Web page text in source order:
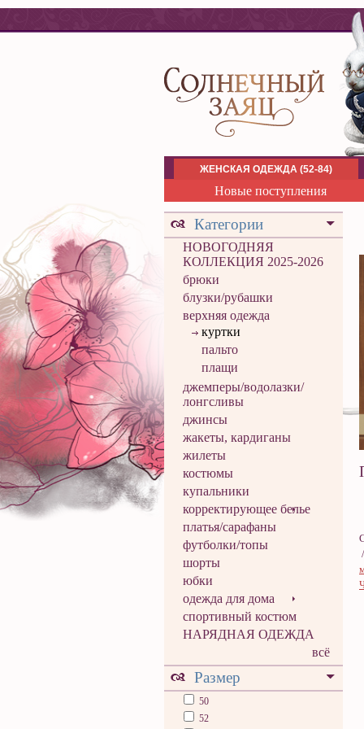
ЖЕНСКАЯ ОДЕЖДА (52-84)
Новые поступления
Категории
НОВОГОДНЯЯ
КОЛЛЕКЦИЯ 2025-2026
брюки
блузки/рубашки
верхняя одежда
куртки
пальто
плащи
джемперы/водолазки/
лонгсливы
джинсы
жакеты, кардиганы
жилеты
костюмы
купальники
корректирующее белье
платья/сарафаны
футболки/топы
шорты
юбки
одежда для дома
спортивный костюм
НАРЯДНАЯ ОДЕЖДА
всё
Размер
50
52
/